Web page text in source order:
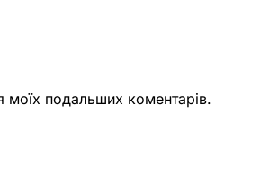
моїх подальших коментарів.